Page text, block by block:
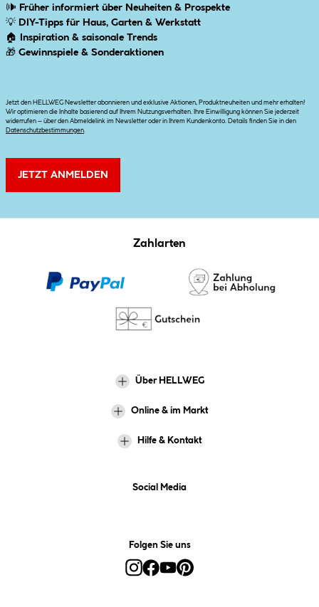
🕪 Früher informiert über Neuheiten & Prospekte
💡 DIY-Tipps für Haus, Garten & Werkstatt
🏠
Inspiration & saisonale Trends
🎁 Gewinnspiele & Sonderaktionen
Jetzt den HELLWEG Newsletter abonnieren und exklusive Aktionen, Produktneuheiten und mehr erhalten!
Wir optimieren die Inhalte basierend auf Ihrem Nutzungsverhalten. Ihre Einwilligung können Sie jederzeit
widerrufen – über den Abmeldelink im Newsletter oder in Ihrem Kundenkonto. Details finden Sie in den
Datenschutzbestimmungen
JETZT ANMELDEN
Zahlarten
Über HELLWEG
Online & im Markt
Hilfe & Kontakt
Social Media
Folgen Sie uns